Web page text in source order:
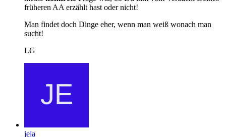
früheren AA erzählt hast oder nicht!
Man findet doch Dinge eher, wenn man weiß wonach man
sucht!
LG
jeja